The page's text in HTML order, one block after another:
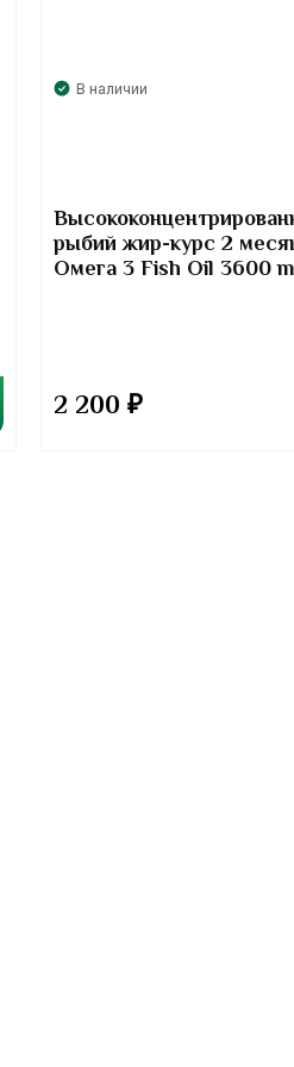
В наличии
рыбий жир-курс 2
Омега 3 Fish Oil 3600
2 200 ₽